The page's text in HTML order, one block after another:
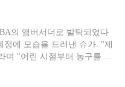
의 앰버서더로 발탁되었다
에 모습을 드러낸 슈가. "제
며 "어린 시절부터 농구를 정